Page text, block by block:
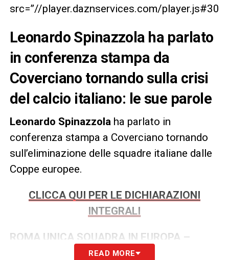
src=”//player.daznservices.com/
Leonardo Spinazzola ha parlato
in conferenza stampa da
Coverciano tornando sulla crisi
del calcio italiano: le sue parole
Leonardo Spinazzolaha parlato in
conferenza stampa a Coverciano tornando
sull’eliminazione delle squadre italiane dalle
Coppe europee.
CLICCA QUI PER LE DICHIARAZIONI
INTEGRALI
ROMA UNICA SQUADRA IN EUROPA –
«Quest’anno è un caso, ma ci sta perché in
READ MORE